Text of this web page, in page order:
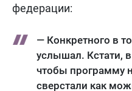
федерации:
— Конкретного в
услышал. Кстати,
чтобы программу
сверстали как